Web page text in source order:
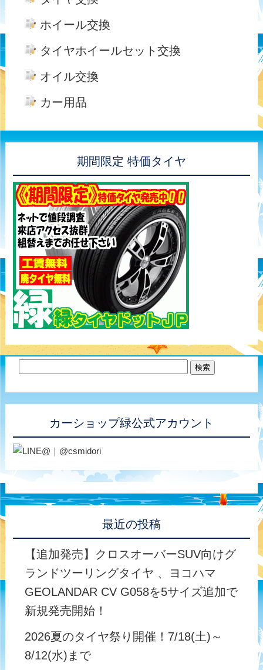
ホイール交換
タイヤホイールセット交換
オイル交換
カー用品
期間限定 特価タイヤ
カーショップ緑公式アカウント
最近の投稿
【追加発売】クロスオーバーSUV向けグ
ランドツーリングタイヤ 、ヨコハマ
GEOLANDAR CV G058を5サイズ追加で
新規発売開始！
2026夏のタイヤ祭り開催！7/18(土)～
8/12(水)まで